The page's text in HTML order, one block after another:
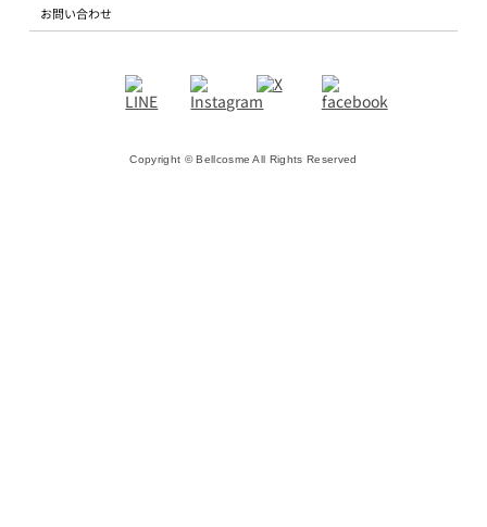
お問い合わせ
Copyright © Bellcosme All Rights Reserved